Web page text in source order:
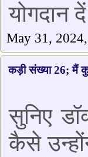
योगदान
May 31,
कड़ी संख्या 26; मैं
सुनिए
कैसे